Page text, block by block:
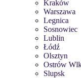
Kraków
Warszawa
Legnica
Sosnowiec
Lublin
Łódź
Olsztyn
Ostrów
Slupsk